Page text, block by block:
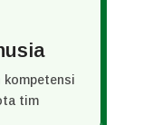
kompetensi
tim